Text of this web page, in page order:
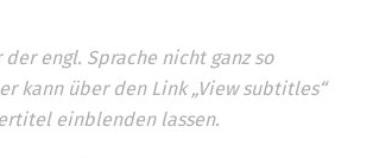
der engl. Sprache nicht ganz so
kann über den Link „View subtitles“
einblenden lassen.